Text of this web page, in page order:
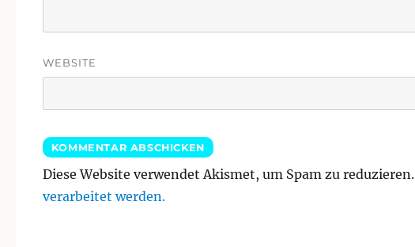
WEBSITE
Diese Website verwendet Akismet, um Spam zu reduzieren.
verarbeitet werden.